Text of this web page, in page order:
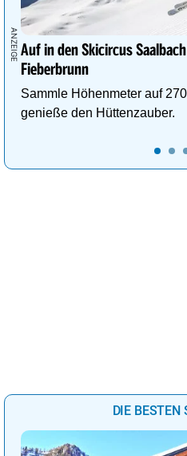
Auf in den Skicircus
Fieberbrunn
Sammle Höhenmeter auf
genieße den Hüttenzauber.
DIE BESTEN